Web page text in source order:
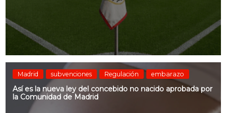
Madrid subvenciones Regulación embarazo
Así es la nueva ley del concebido no nacido aprobada por
la Comunidad de Madrid